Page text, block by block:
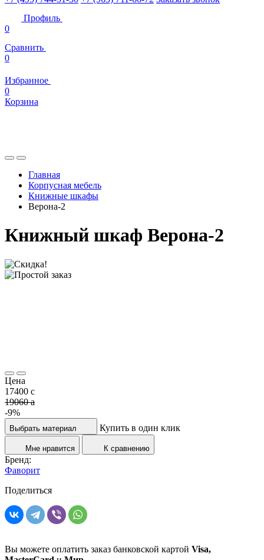
Профиль
0
Сравнить
0
Избранное
0
Корзина
Главная
Корпусная мебель
Книжные шкафы
Верона-2
Книжный шкаф Верона-2
Цена
17400 c
19060a
-9%
Выбрать материал Купить в один клик
Мне нравится К сравнению
Бренд:
Фаворит
Поделиться
Вы можете оплатить заказ банковской картой Visa,